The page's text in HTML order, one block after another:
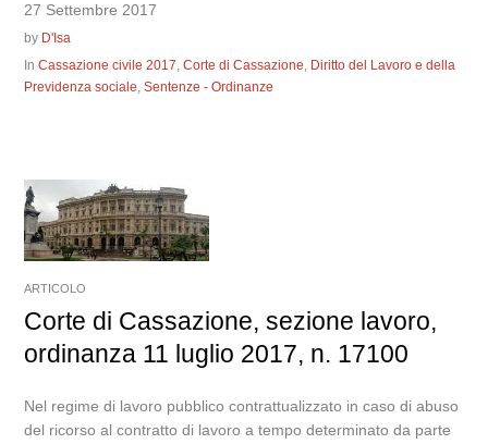
27 Settembre 2017
by D'Isa
InCassazione civile 2017,Corte di Cassazione, Diritto del Lavoro e della
Previdenza sociale,Sentenze - Ordinanze
ARTICOLO
Corte di Cassazione, sezione lavoro,
ordinanza 11 luglio 2017, n. 17100
Nel regime di lavoro pubblico contrattualizzato in caso di abuso
del ricorso al contratto di lavoro a tempo determinato da parte